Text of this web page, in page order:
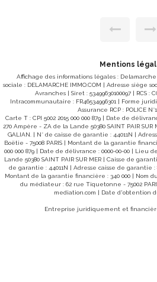
suite avec
standard :
2022-2023.
disponibles
vendeur.
59 85.
un terrain
Mesnil-Villeman,
restant à
Saint-Lô et la baie
constitue une
principale comme secondaire.
Classe climat : B (8) Montant estimé des dépenses
annuelles d'énergie
et 3713 € / an Date de référence des prix de l'énergie
utilisés pour établir
: 170 000 € Honoraires à
informations sur
sont
www.georisques.gouv.fr Pour visiter
Mentions
Affichage des informations légales :
sociale : DELAMARCHE IMMO.COM | Adresse siège
Avranches | Siret : 53499630100097 | RCS :
Intracommunautaire : FR46534996301 | Forme
Assurance RCP : POLICE
Carte T : CPI 5002 2015 000 000 879 | Date de
270 Ampère - ZA de la Lande 50380 SAINT PAIR
GALIAN. | N° de caisse de garantie : 44011N |
Boëtie - 75008 PARIS | Montant de la garantie
000 000 879 | Date de délivrance : 0000-00-00 | Lieu
Lande 50380 SAINT PAIR SUR MER | Caisse de
de garantie : 44011N | Adresse caisse de garantie :
Montant de la garantie financière : 340 000 | Nom
du médiateur : 62 rue Tiquetonne - 75002
mediation.com | Date d'obtention
Entreprise juridiquement et